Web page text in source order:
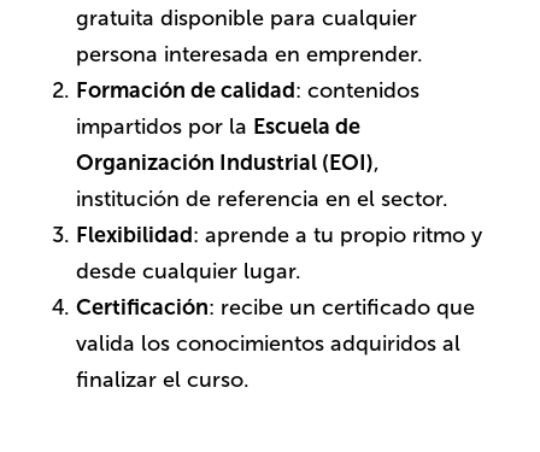
gratuita disponible para cualquier
persona interesada en emprender.
Formación de calidad : contenidos
impartidos por la Escuela de
Organización Industrial (EOI),
institución de referencia en el sector.
Flexibilidad : aprende a tu propio ritmo y
desde cualquier lugar.
Certificación: recibe un certificado que
valida los conocimientos adquiridos al
finalizar el curso.